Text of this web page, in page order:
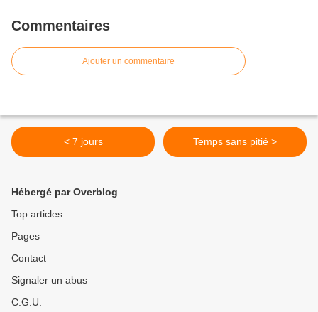
Commentaires
Ajouter un commentaire
< 7 jours Temps sans pitié >
Hébergé par Overblog
Top articles
Pages
Contact
Signaler un abus
C.G.U.